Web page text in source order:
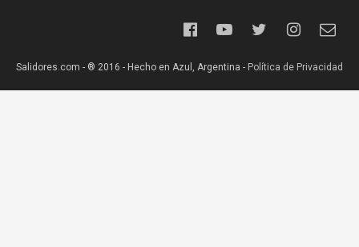
Salidores.com - ® 2016 - Hecho en Azul, Argentina - Política de Privacidad